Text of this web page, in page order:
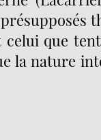
celui que
la nature